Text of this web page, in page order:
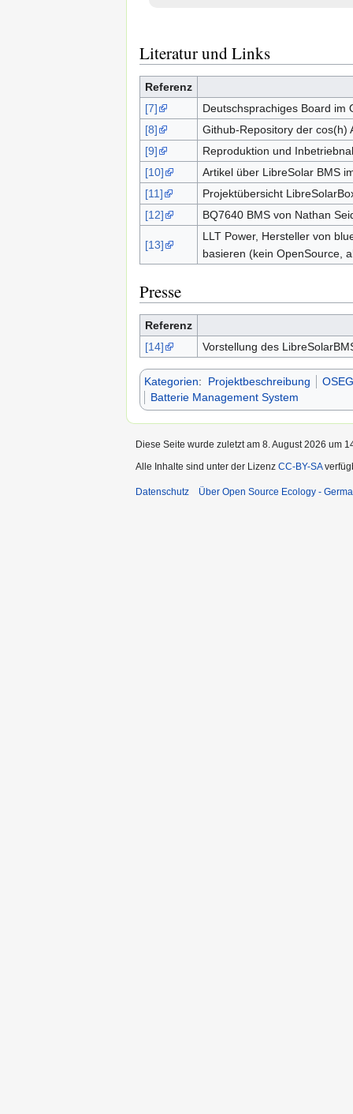
Literatur und Links
Referenz
[7]
Deutschsprachiges Board im
[8]
Github-Repository der cos(h)
[9]
Reproduktion und
[10]
Artikel über LibreSolar BMS
[11]
Projektübersicht
[12]
BQ7640 BMS von Nathan
[13]
LLT Power, Hersteller von
basieren (kein OpenSource,
Presse
Referenz
[14]
Vorstellung des
Kategorien: Projektbeschreibung
Batterie Management System
Diese Seite wurde zuletzt am 8. August 2026 um
Alle Inhalte sind unter der Lizenz CC-BY-SA
Datenschutz Über Open Source Ecology -